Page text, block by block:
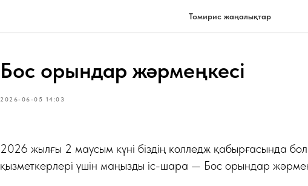
Томирис жаңалықтар
Бос орындар жәрмеңкесі
2026-06-05 14:03
2026 жылғы 2 маусым күні біздің колледж қабырғасында
қызметкерлері үшін маңызды іс-шара — Бос орындар